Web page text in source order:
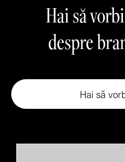
Hai să
despre
Hai să